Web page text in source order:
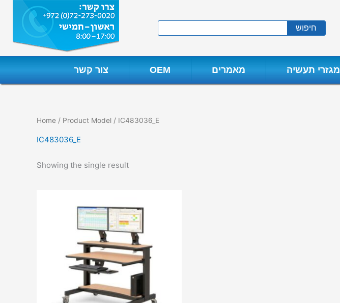
content
חיפוש
צור קשר OEM מאמרים מגזרי תעשיה
Home / Product Model / IC483036_E
IC483036_E
Showing the single result